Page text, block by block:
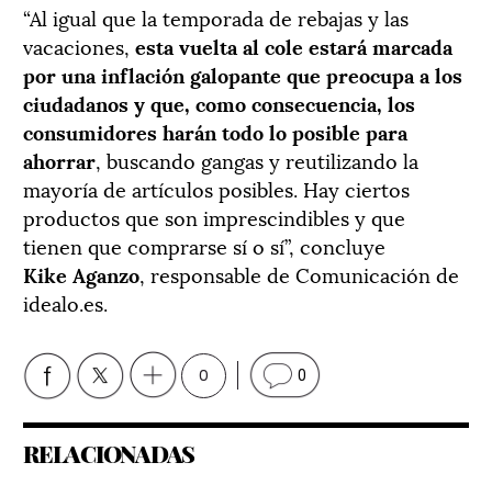
“Al igual que la temporada de rebajas y las
vacaciones, esta vuelta al cole estará marcada
por una inflación galopante que preocupa a los
ciudadanos y que, como consecuencia, los
consumidores harán todo lo posible para
ahorrar, buscando gangas y reutilizando la
mayoría de artículos posibles. Hay ciertos
productos que son imprescindibles y que
tienen que comprarse sí o sí”, concluye
Kike Aganzo, responsable de Comunicación de
idealo.es.
0 0
RELACIONADAS